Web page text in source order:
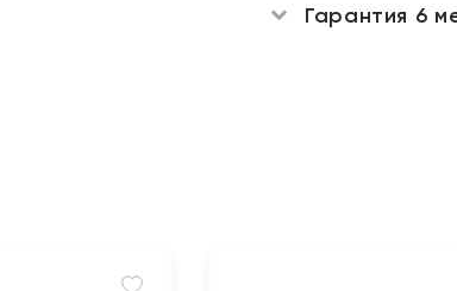
Гарантия 6